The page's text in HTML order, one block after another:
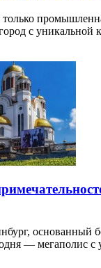
с уникальной
основанный
— мегаполис